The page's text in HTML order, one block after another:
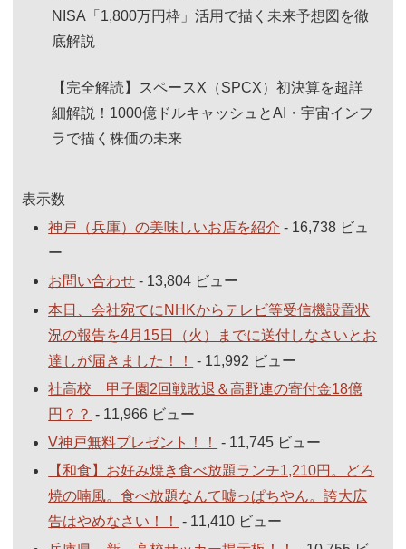
NISA「1,800万円枠」活用で描く未来予想図を徹
底解説
【完全解読】スペースX（SPCX）初決算を超詳
細解説！1000億ドルキャッシュとAI・宇宙インフ
ラで描く株価の未来
表示数
神戸（兵庫）の美味しいお店を紹介 - 16,738 ビュ
ー
お問い合わせ - 13,804 ビュー
本日、会社宛てにNHKからテレビ等受信機設置状
況の報告を4月15日（火）までに送付しなさいとお
達しが届きました！！
- 11,992 ビュー
社高校 甲子園2回戦敗退＆高野連の寄付金18億
円？？ - 11,966 ビュー
V神戸無料プレゼント！！
- 11,745 ビュー
【和食】お好み焼き食べ放題ランチ1,210円。どろ
焼の喃風。食べ放題なんて嘘っぱちやん。誇大広
告はやめなさい！！
- 11,410 ビュー